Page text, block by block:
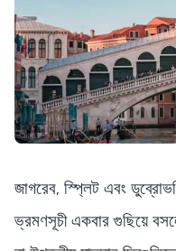
জাগরেব, স্প্লিট এবং
ভ্রমণসূচী একবার গুছিয়ে